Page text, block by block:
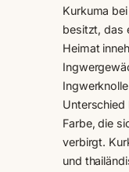
Kurkuma
besitzt, das
Heimat
Unterschied
Farbe, die
verbirgt.
und